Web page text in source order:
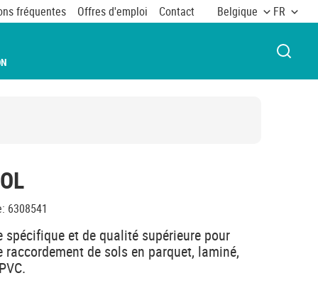
fréquentes Offres d'emploi Contact Belgique FR
: 6308541
et de qualité supérieure pour
de sols en parquet, laminé,